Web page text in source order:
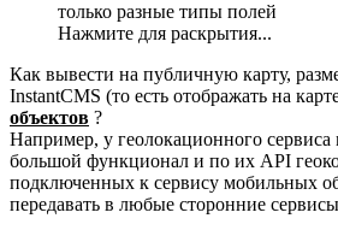
только разные типы полей
Нажмите для раскрытия...
Как вывести на публичную карту,
InstantCMS (то есть отображать на
объектов ?
Например, у геолокационного сервиса
большой функционал и по их API
подключенных к сервису мобильных
передавать в любые сторонние